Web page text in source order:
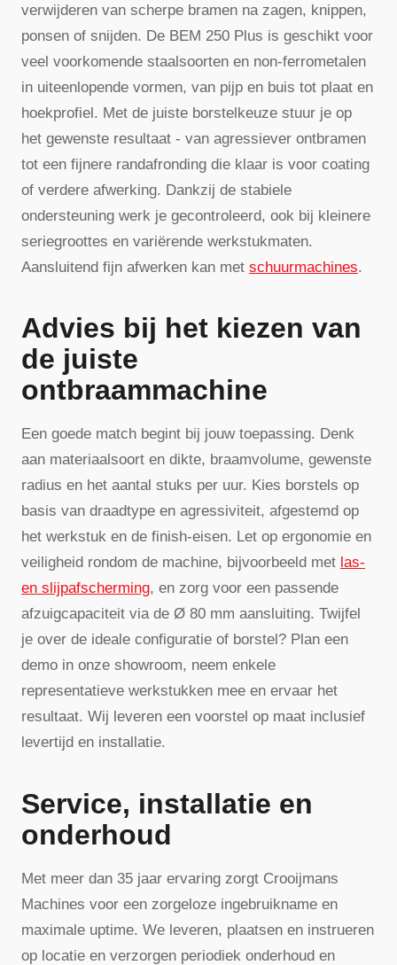
verwijderen van scherpe bramen na zagen, knippen,
ponsen of snijden. De BEM 250 Plus is geschikt voor
veel voorkomende staalsoorten en non-ferrometalen
in uiteenlopende vormen, van pijp en buis tot plaat en
hoekprofiel. Met de juiste borstelkeuze stuur je op
het gewenste resultaat - van agressiever ontbramen
tot een fijnere randafronding die klaar is voor coating
of verdere afwerking. Dankzij de stabiele
ondersteuning werk je gecontroleerd, ook bij kleinere
seriegroottes en variërende werkstukmaten.
Aansluitend fijn afwerken kan met schuurmachines.
Advies bij het kiezen van
de juiste
ontbraammachine
Een goede match begint bij jouw toepassing. Denk
aan materiaalsoort en dikte, braamvolume, gewenste
radius en het aantal stuks per uur. Kies borstels op
basis van draadtype en agressiviteit, afgestemd op
het werkstuk en de finish-eisen. Let op ergonomie en
veiligheid rondom de machine, bijvoorbeeld met las-
en slijpafscherming, en zorg voor een passende
afzuigcapaciteit via de Ø 80 mm aansluiting. Twijfel
je over de ideale configuratie of borstel? Plan een
demo in onze showroom, neem enkele
representatieve werkstukken mee en ervaar het
resultaat. Wij leveren een voorstel op maat inclusief
levertijd en installatie.
Service, installatie en
onderhoud
Met meer dan 35 jaar ervaring zorgt Crooijmans
Machines voor een zorgeloze ingebruikname en
maximale uptime. We leveren, plaatsen en instrueren
op locatie en verzorgen periodiek onderhoud en